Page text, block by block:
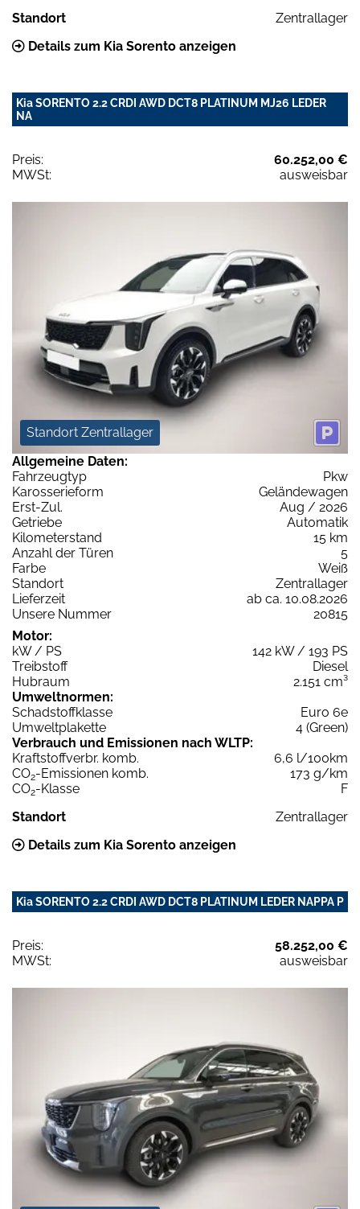
Standort
Zentrallager
Details zum Kia Sorento anzeigen
Kia SORENTO 2.2 CRDI AWD DCT8 PLATINUM MJ26 LEDER
NA
Preis:
60.252,00 €
MWSt:
ausweisbar
Standort Zentrallager
Allgemeine Daten:
Fahrzeugtyp
Pkw
Karosserieform
Geländewagen
Erst-Zul.
Aug / 2026
Getriebe
Automatik
Kilometerstand
15 km
Anzahl der Türen
5
Farbe
Weiß
Standort
Zentrallager
Lieferzeit
ab ca. 10.08.2026
Unsere Nummer
20815
Motor:
kW / PS
142 kW / 193 PS
Treibstoff
Diesel
Hubraum
2.151 cm³
Umweltnormen:
Schadstoffklasse
Euro 6e
Umweltplakette
4 (Green)
Verbrauch und Emissionen nach WLTP:
Kraftstoffverbr. komb.
6,6 l/100km
CO2-Emissionen komb.
173 g/km
CO2-Klasse
F
Standort
Zentrallager
Details zum Kia Sorento anzeigen
Kia SORENTO 2.2 CRDI AWD DCT8 PLATINUM LEDER NAPPA P
Preis:
58.252,00 €
MWSt:
ausweisbar